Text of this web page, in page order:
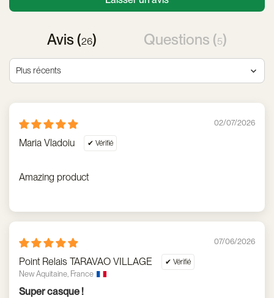
Avis (26) Questions (5)
Sort by
02/07/2026
Maria Vladoiu
Amazing product
07/06/2026
Point Relais TARAVAO VILLAGE
New Aquitaine, France
Super casque !